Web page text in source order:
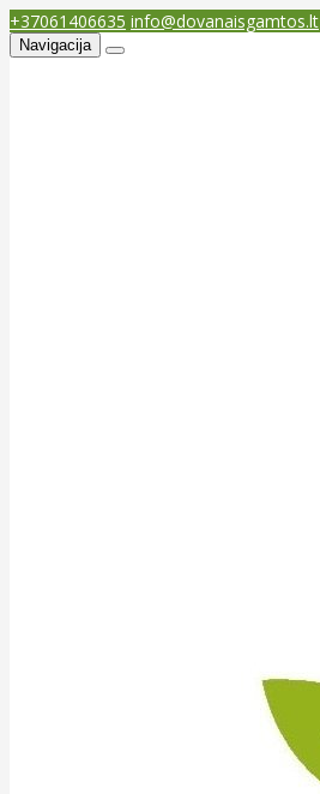
+37061406635 info@dovanaisgamtos.lt
Navigacija